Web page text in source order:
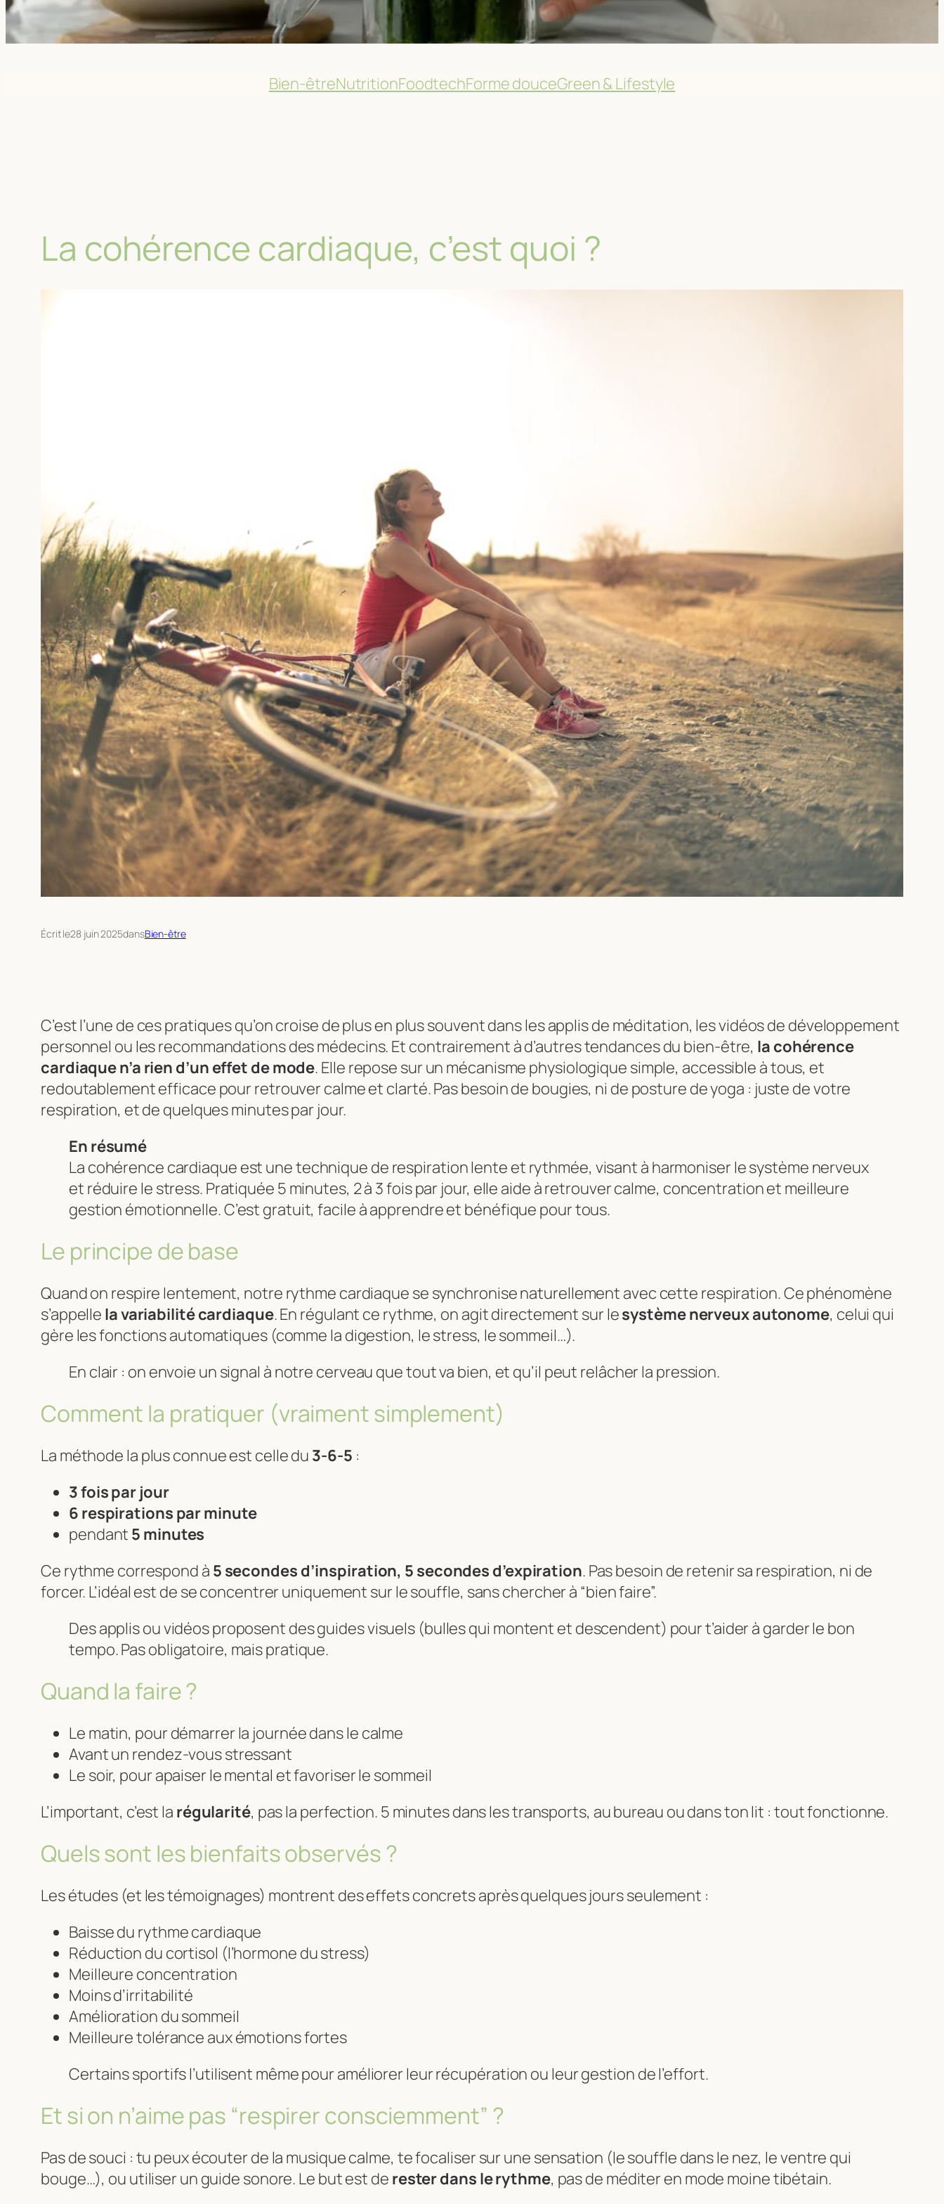
Bien-êtreNutritionFoodtechForme douceGreen & Lifestyle
La cohérence cardiaque, c’est quoi ?
Écrit le28 juin 2025dansBien-être
C’est l’une de ces pratiques qu’on croise de plus en plus souvent dans les applis de méditation, les vidéos de développement
personnel ou les recommandations des médecins. Et contrairement à d’autres tendances du bien-être, la cohérence
cardiaque n’a rien d’un effet de mode. Elle repose sur un mécanisme physiologique simple, accessible à tous, et
redoutablement efficace pour retrouver calme et clarté. Pas besoin de bougies, ni de posture de yoga : juste de votre
respiration, et de quelques minutes par jour.
En résumé
La cohérence cardiaque est une technique de respiration lente et rythmée, visant à harmoniser le système nerveux
et réduire le stress. Pratiquée 5 minutes, 2 à 3 fois par jour, elle aide à retrouver calme, concentration et meilleure
gestion émotionnelle. C’est gratuit, facile à apprendre et bénéfique pour tous.
Le principe de base
Quand on respire lentement, notre rythme cardiaque se synchronise naturellement avec cette respiration. Ce phénomène
s’appelle la variabilité cardiaque. En régulant ce rythme, on agit directement sur lesystème nerveux autonome, celui qui
gère les fonctions automatiques (comme la digestion, le stress, le sommeil…).
En clair : on envoie un signal à notre cerveau que tout va bien, et qu’il peut relâcher la pression.
Comment la pratiquer (vraiment simplement)
La méthode la plus connue est celle du 3-6-5 :
3 fois par jour
6 respirations par minute
pendant 5 minutes
Ce rythme correspond à 5 secondes d’inspiration, 5 secondes d’expiration. Pas besoin de retenir sa respiration, ni de
forcer. L’idéal est de se concentrer uniquement sur le souffle, sans chercher à “bien faire”.
Des applis ou vidéos proposent des guides visuels (bulles qui montent et descendent) pour t’aider à garder le bon
tempo. Pas obligatoire, mais pratique.
Quand la faire ?
Le matin, pour démarrer la journée dans le calme
Avant un rendez-vous stressant
Le soir, pour apaiser le mental et favoriser le sommeil
L’important, c’est la régularité, pas la perfection. 5 minutes dans les transports, au bureau ou dans ton lit : tout fonctionne.
Quels sont les bienfaits observés ?
Les études (et les témoignages) montrent des effets concrets après quelques jours seulement :
Baisse du rythme cardiaque
Réduction du cortisol (l’hormone du stress)
Meilleure concentration
Moins d’irritabilité
Amélioration du sommeil
Meilleure tolérance aux émotions fortes
Certains sportifs l’utilisent même pour améliorer leur récupération ou leur gestion de l’effort.
Et si on n’aime pas “respirer consciemment” ?
Pas de souci : tu peux écouter de la musique calme, te focaliser sur une sensation (le souffle dans le nez, le ventre qui
bouge…), ou utiliser un guide sonore. Le but est de rester dans le rythme, pas de méditer en mode moine tibétain.